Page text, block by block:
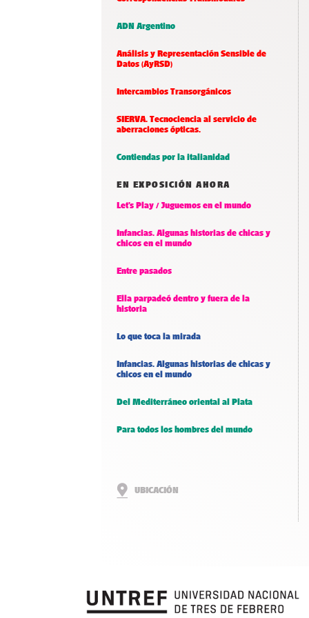
ADN Argentino
Análisis y Representación Sensible de
Datos (AyRSD)
Intercambios Transorgánicos
SIERVA. Tecnociencia al servicio de
aberraciones ópticas.
Contiendas por la italianidad
EN EXPOSICIÓN AHORA
Let’s Play / Juguemos en el mundo
Infancias. Algunas historias de chicas y
chicos en el mundo
Entre pasados
Ella parpadeó dentro y fuera de la
historia
Lo que toca la mirada
Infancias. Algunas historias de chicas y
chicos en el mundo
Del Mediterráneo oriental al Plata
Para todos los hombres del mundo
UBICACIÓN